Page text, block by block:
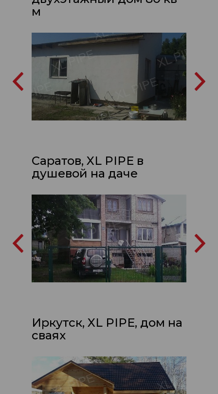
м
Саратов, XL PIPE в
душевой на даче
Иркутск, XL PIPE, дом на
сваях